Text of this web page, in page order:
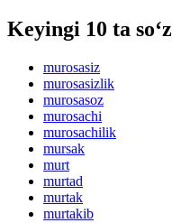
Keyingi 10 ta so‘z
murosasiz
murosasizlik
murosasoz
murosachi
murosachilik
mursak
murt
murtad
murtak
murtakib